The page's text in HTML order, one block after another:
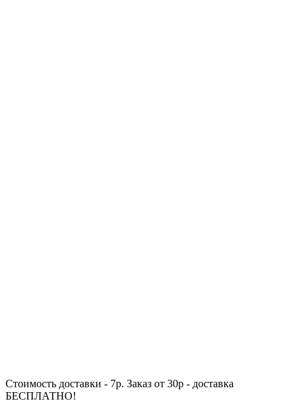
Стоимость доставки - 7р. Заказ от 30р - доставка
БЕСПЛАТНО!